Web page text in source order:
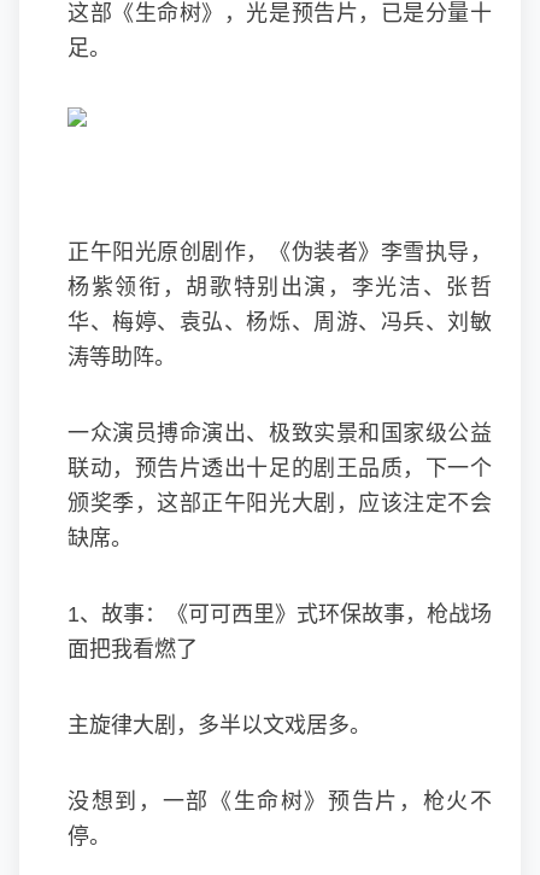
这部《生命树》，光是预告片，已是分量十
足。
正午阳光原创剧作，《伪装者》李雪执导，
杨紫领衔，胡歌特别出演，李光洁、张哲
华、梅婷、袁弘、杨烁、周游、冯兵、刘敏
涛等助阵。
一众演员搏命演出、极致实景和国家级公益
联动，预告片透出十足的剧王品质，下一个
颁奖季，这部正午阳光大剧，应该注定不会
缺席。
1、故事：《可可西里》式环保故事，枪战场
面把我看燃了
主旋律大剧，多半以文戏居多。
没想到，一部《生命树》预告片，枪火不
停。